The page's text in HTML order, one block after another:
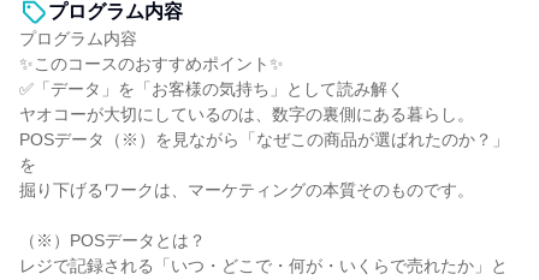
プログラム内容
プログラム内容
✨このコースのおすすめポイント✨
✅「データ」を「お客様の気持ち」として読み解く
ヤオコーが大切にしているのは、数字の裏側にある暮らし。
POSデータ（※）を見ながら「なぜこの商品が選ばれたのか？」
を
掘り下げるワークは、マーケティングの本質そのものです。
（※）POSデータとは？
レジで記録される「いつ・どこで・何が・いくらで売れたか」と